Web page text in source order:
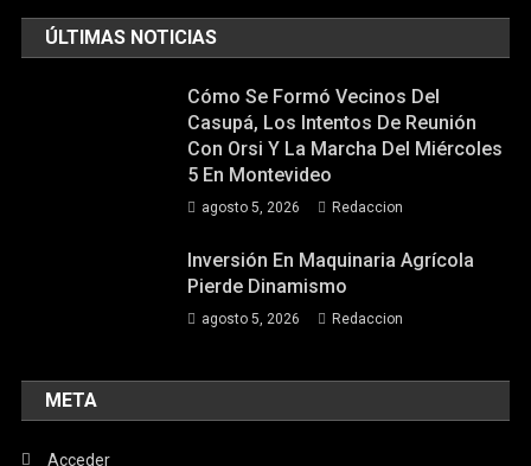
ÚLTIMAS NOTICIAS
Cómo Se Formó Vecinos Del
Casupá, Los Intentos De Reunión
Con Orsi Y La Marcha Del Miércoles
5 En Montevideo
agosto 5, 2026 Redaccion
Inversión En Maquinaria Agrícola
Pierde Dinamismo
agosto 5, 2026 Redaccion
META
Acceder